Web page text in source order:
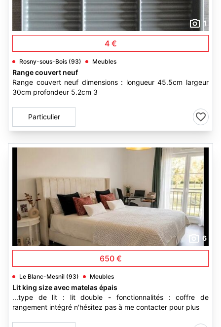
1
4 €
Rosny-sous-Bois (93) Meubles
Range couvert neuf
Range couvert neuf dimensions : longueur 45.5cm largeur
30cm profondeur 5.2cm 3
Particulier
6
650 €
Le Blanc-Mesnil (93) Meubles
Lit king size avec matelas épais
...type de lit : lit double - fonctionnalités : coffre de
rangement intégré n'hésitez pas à me contacter pour plus